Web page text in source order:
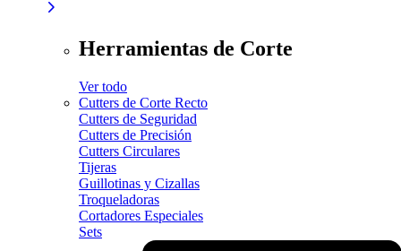
Herramientas de Corte
Ver todo
Cutters de Corte Recto
Cutters de Seguridad
Cutters de Precisión
Cutters Circulares
Tijeras
Guillotinas y Cizallas
Troqueladoras
Cortadores Especiales
Sets